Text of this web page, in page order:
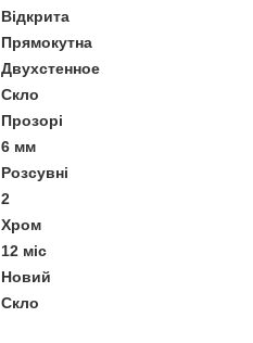
Відкрита
Прямокутна
Двухстенное
Скло
Прозорі
6 мм
Розсувні
2
Хром
12 міс
Новий
Скло